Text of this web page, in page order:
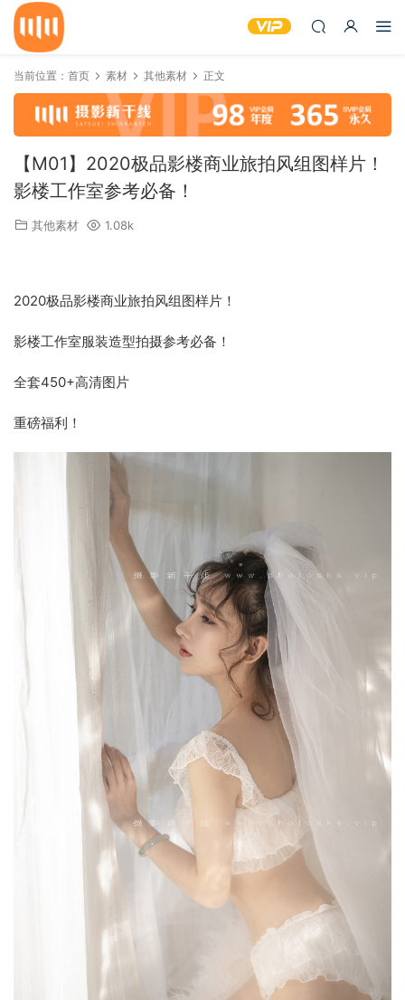
当前位置： 首页 素材 其他素材 正文
【M01】2020极品影楼商业旅拍风组图样片！
影楼工作室参考必备！
其他素材 1.08k
2020极品影楼商业旅拍风组图样片！
影楼工作室服装造型拍摄参考必备！
全套450+高清图片
重磅福利！